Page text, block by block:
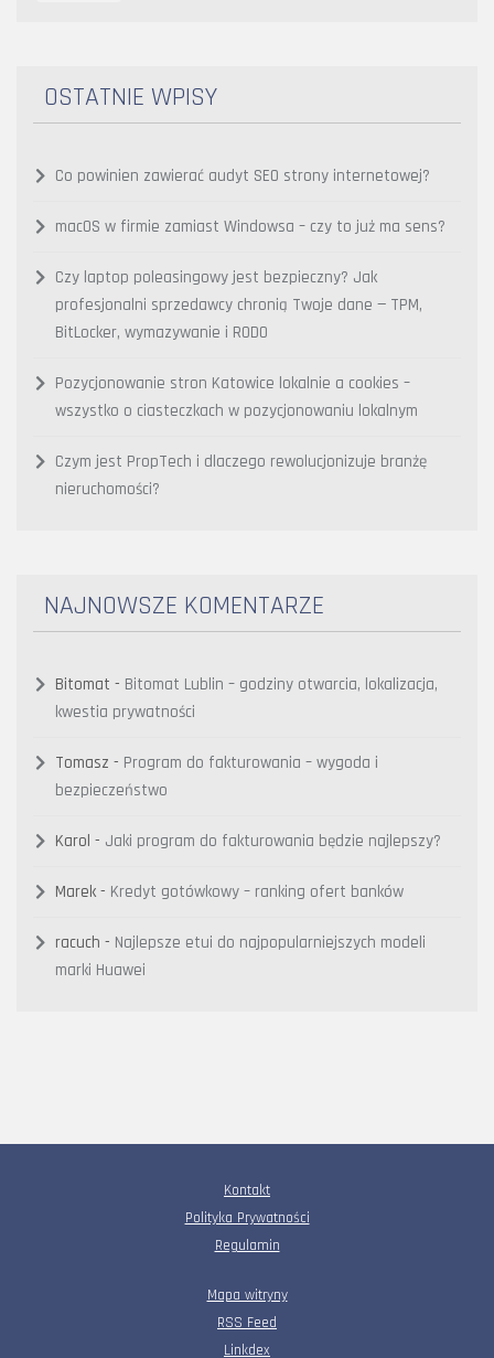
OSTATNIE WPISY
Co powinien zawierać audyt SEO strony internetowej?
macOS w firmie zamiast Windowsa – czy to już ma sens?
Czy laptop poleasingowy jest bezpieczny? Jak
profesjonalni sprzedawcy chronią Twoje dane — TPM,
BitLocker, wymazywanie i RODO
Pozycjonowanie stron Katowice lokalnie a cookies –
wszystko o ciasteczkach w pozycjonowaniu lokalnym
Czym jest PropTech i dlaczego rewolucjonizuje branżę
nieruchomości?
NAJNOWSZE KOMENTARZE
Bitomat - Bitomat Lublin – godziny otwarcia, lokalizacja,
kwestia prywatności
Tomasz - Program do fakturowania – wygoda i
bezpieczeństwo
Karol - Jaki program do fakturowania będzie najlepszy?
Marek - Kredyt gotówkowy – ranking ofert banków
racuch - Najlepsze etui do najpopularniejszych modeli
marki Huawei
Kontakt
Polityka Prywatności
Regulamin
Mapa witryny
RSS Feed
Linkdex